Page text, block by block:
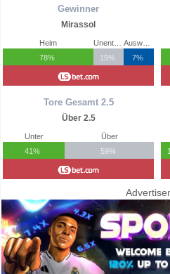
Gewinner
Mirassol
Heim
78%
15%
7%
Tore Gesamt 2.5
Über 2.5
Unter
41%
Über
59%